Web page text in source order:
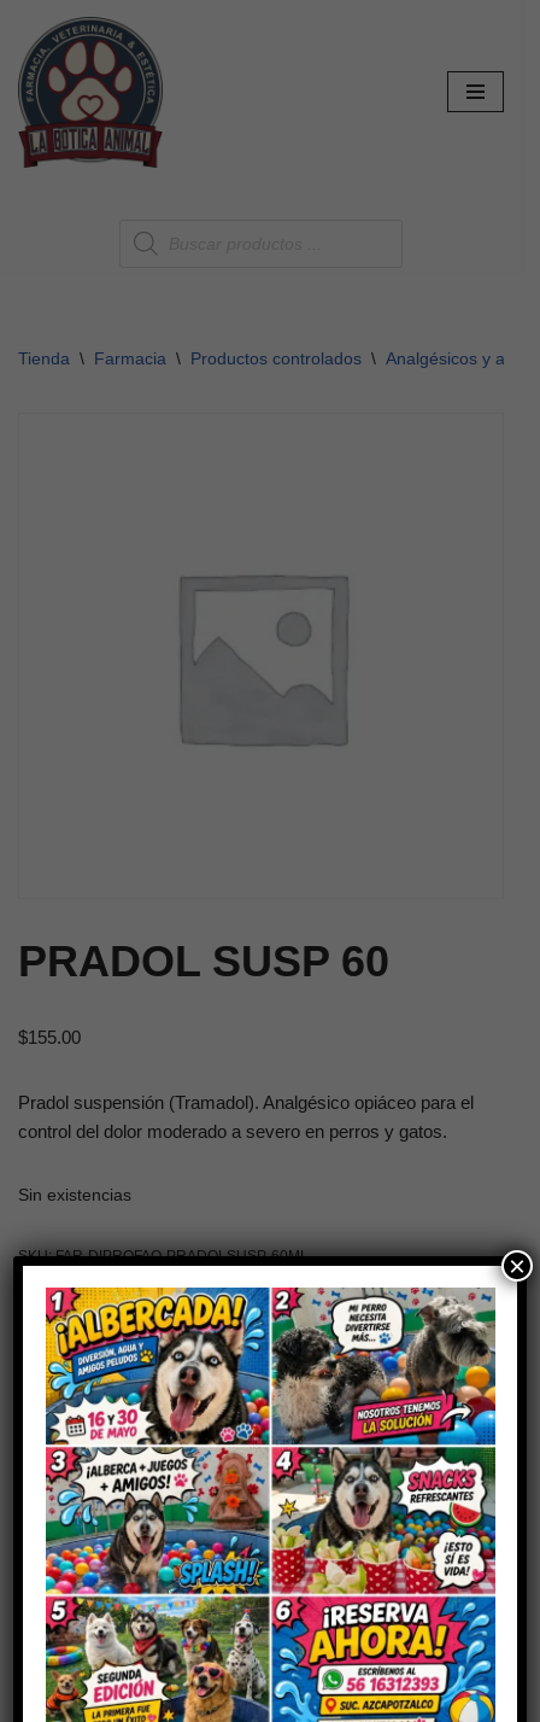
Saltar
al
contenido
Tienda \ Farmacia \ Productos controlados \ Analgésicos y
PRADOL SUSP 60
$155.00
Pradol suspensión (Tramadol). Analgésico opiáceo para el
control del dolor moderado a severo en perros y gatos.
Sin existencias
SKU:FAR-DIPROFAQ-PRADOLSUSP-60ML
Categorías:Analgésicos y antipiréticos ,Farmacia,Productos controlados
Marca:Diprofaq
Descripción Valoraciones (0)
Pradol Suspensión Oral
Analgésico potente a base de Tramadol para el dolor fuerte.
Potencia:Alivia dolor oncológico, fracturas y post-
×